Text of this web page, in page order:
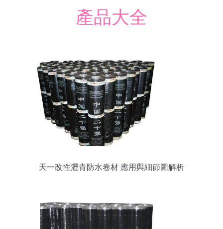
產品大全
天一改性瀝青防水卷材 應用與細節圖解析